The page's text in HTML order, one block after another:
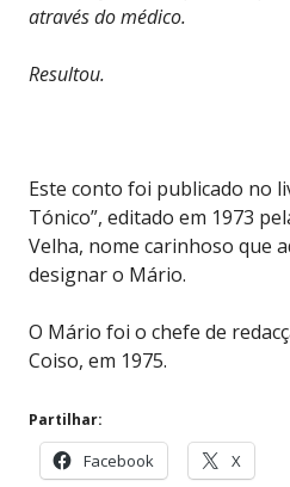
através do médico.
Resultou.
Este conto foi publicado no
Tónico”, editado em 1973
Velha, nome carinhoso que
designar o Mário.
O Mário foi o chefe de
Coiso, em 1975.
Partilhar:
Facebook X